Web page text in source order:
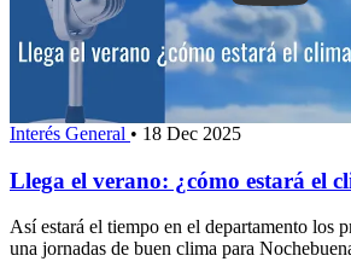
Interés General • 18 Dec 2025
Llega el verano: ¿cómo estará el
Así estará el tiempo en el departamento los
una jornadas de buen clima para